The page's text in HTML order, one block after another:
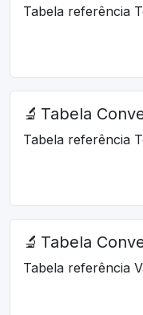
Tabela referência
🔬 Tabela
Tabela referência
🔬 Tabela
Tabela referência